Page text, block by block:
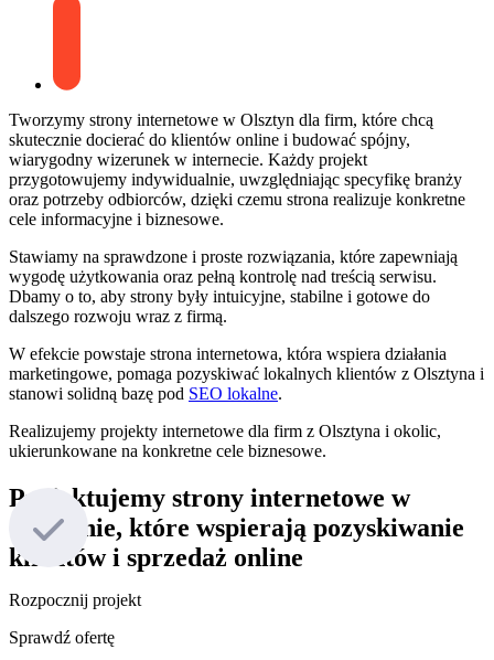
Tworzymy strony internetowe w Olsztyn dla firm, które chcą
skutecznie docierać do klientów online i budować spójny,
wiarygodny wizerunek w internecie. Każdy projekt
przygotowujemy indywidualnie, uwzględniając specyfikę branży
oraz potrzeby odbiorców, dzięki czemu strona realizuje konkretne
cele informacyjne i biznesowe.
Stawiamy na sprawdzone i proste rozwiązania, które zapewniają
wygodę użytkowania oraz pełną kontrolę nad treścią serwisu.
Dbamy o to, aby strony były intuicyjne, stabilne i gotowe do
dalszego rozwoju wraz z firmą.
W efekcie powstaje strona internetowa, która wspiera działania
marketingowe, pomaga pozyskiwać lokalnych klientów z Olsztyna i
stanowi solidną bazę pod SEO lokalne.
Realizujemy projekty internetowe dla firm z Olsztyna i okolic,
ukierunkowane na konkretne cele biznesowe.
Projektujemy strony internetowe w
Olsztynie, które wspierają pozyskiwanie
klientów i sprzedaż online
Rozpocznij projekt
Sprawdź ofertę